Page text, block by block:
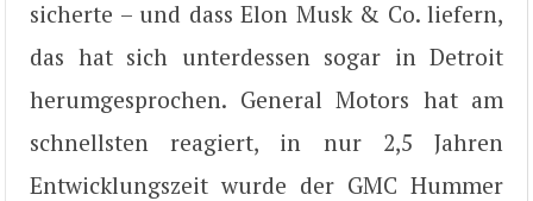
sicherte – und dass Elon Musk & Co. liefern,
das hat sich unterdessen sogar in Detroit
herumgesprochen. General Motors hat am
schnellsten reagiert, in nur 2,5 Jahren
Entwicklungszeit wurde der GMC Hummer